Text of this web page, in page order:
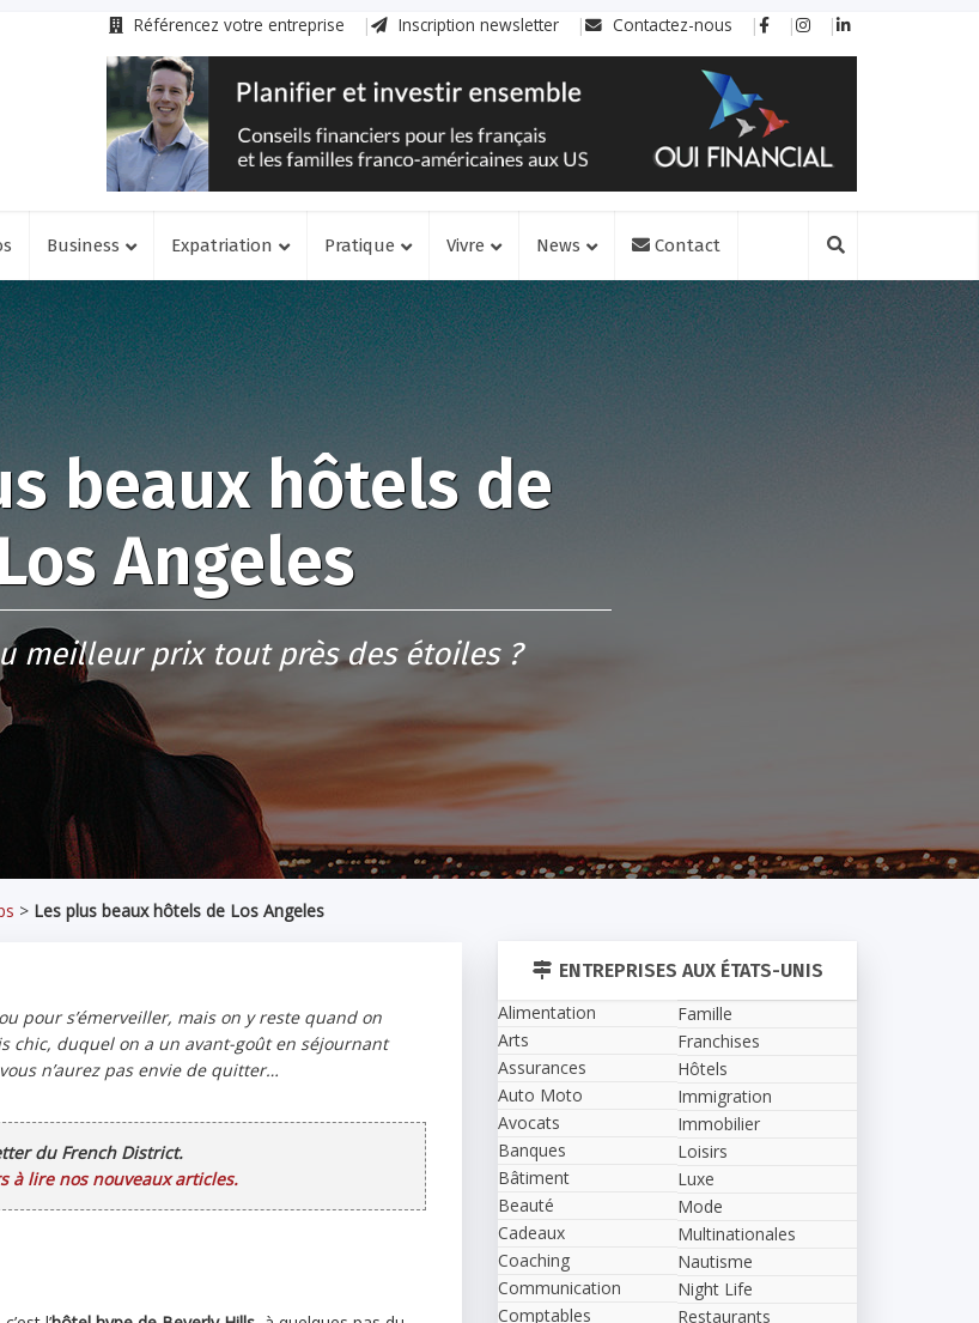
Référencez votre entreprise Inscription newsletter Contactez-nous
Business Expatriation Pratique Vivre News Contact
beaux hôtels de
Los Angeles
meilleur prix tout près des étoiles ?
> Les plus beaux hôtels de Los Angeles
pour s’émerveiller, mais on y reste quand on
chic, duquel on a un avant-goût en séjournant
n’aurez pas envie de quitter…
du French District.
à lire nos nouveaux articles.
ENTREPRISES AUX ÉTATS-UNIS
Alimentation
Arts
Assurances
Auto Moto
Avocats
Banques
Bâtiment
Beauté
Cadeaux
Coaching
Communication
Comptables
Famille
Franchises
Hôtels
Immigration
Immobilier
Loisirs
Luxe
Mode
Multinationales
Nautisme
Night Life
Restaurants